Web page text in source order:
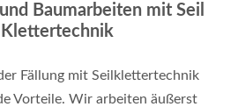
Baumarbeiten mit Seil
Klettertechnik
Fällung mit Seilklettertechnik
Vorteile. Wir arbeiten äußerst